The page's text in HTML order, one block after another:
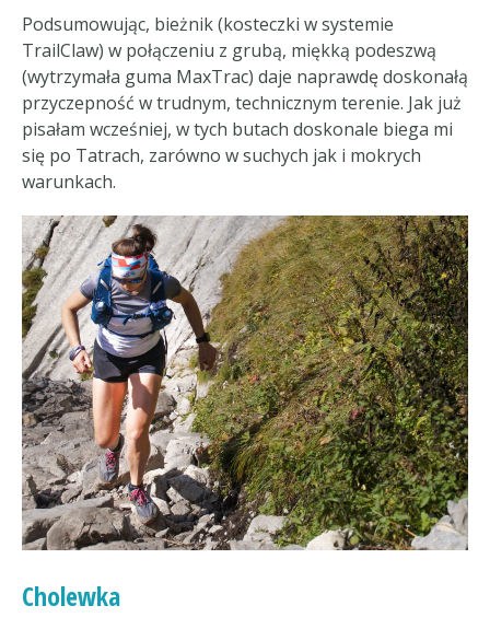
Podsumowując, bieżnik (kosteczki w systemie
TrailClaw) w połączeniu z grubą, miękką podeszwą
(wytrzymała guma MaxTrac) daje naprawdę doskonałą
przyczepność w trudnym, technicznym terenie. Jak już
pisałam wcześniej, w tych butach doskonale biega mi
się po Tatrach, zarówno w suchych jak i mokrych
warunkach.
Cholewka